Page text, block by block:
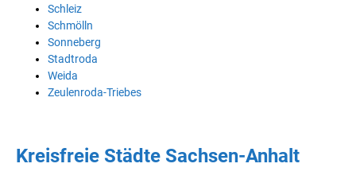
Schleiz
Schmölln
Sonneberg
Stadtroda
Weida
Zeulenroda-Triebes
Kreisfreie Städte Sachsen-Anhalt